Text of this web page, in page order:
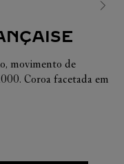
movimento de
Coroa facetada em
em aço azulado em
7,1 mm,